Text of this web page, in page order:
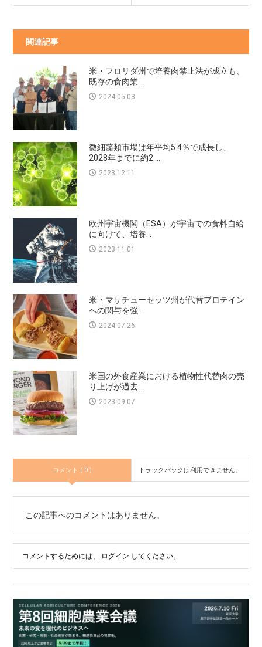
関連記事
米・フロリダ州で培養肉禁止法が成立も、
既存の食肉業...
2024.05.03
微細藻類市場は年平均5.4％で成長し、
2028年までに約2....
2023.12.11
欧州宇宙機関（ESA）が宇宙での食料自給
に向けて、培養...
2023.11.01
米・マサチューセッツ州が代替プロテイン
への関与を強...
2024.07.26
米国の外食産業における植物性代替肉の売
り上げが過去...
2023.09.07
コメント ( 0 ) トラックバックは利用できません。
この記事へのコメントはありません。
コメントするためには、 ログイン してください。